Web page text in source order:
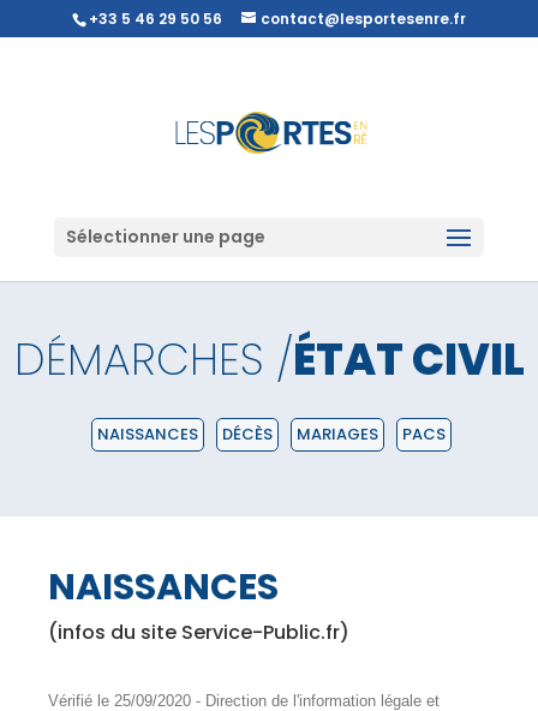
+33 5 46 29 50 56 contact@lesportesenre.fr
Sélectionner une page
DÉMARCHES /ÉTAT CIVIL
NAISSANCES DÉCÈS MARIAGES PACS
NAISSANCES
(infos du site Service-Public.fr)
Vérifié le 25/09/2020 - Direction de l'information légale et